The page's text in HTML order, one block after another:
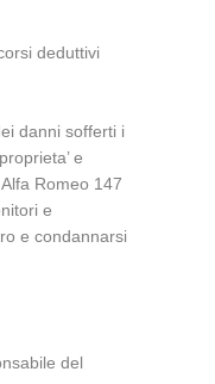
deduttivi
danni sofferti i
e
Romeo 147
e
e condannarsi
del